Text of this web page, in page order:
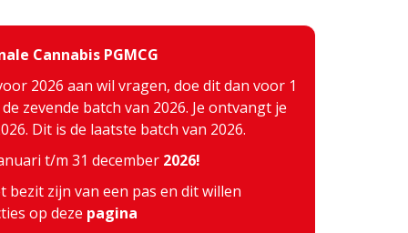
Cannabis PGMCG
2026 aan wil vragen, doe dit dan voor 1
zevende batch van 2026. Je ontvangt je
Dit is de laatste batch van 2026.
t/m 31 december 2026!
bezit zijn van een pas en dit willen
op deze pagina